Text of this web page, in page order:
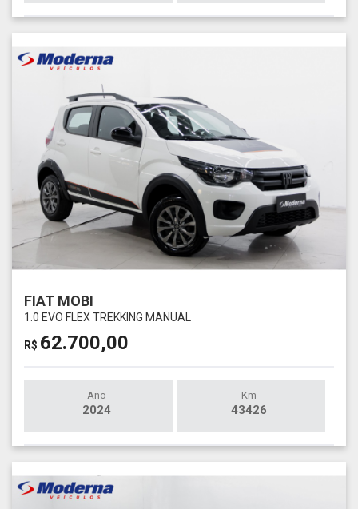
FIAT MOBI
1.0 EVO FLEX TREKKING MANUAL
R$ 62.700,00
Ano
2024
Km
43426